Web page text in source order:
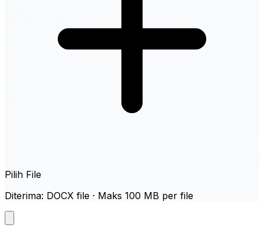
Pilih File
Diterima: DOCX file · Maks 100 MB per file